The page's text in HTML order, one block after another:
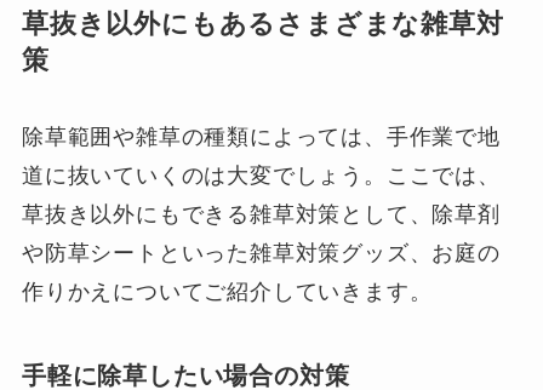
草抜き以外にもあるさまざまな雑草対
策
除草範囲や雑草の種類によっては、手作業で地
道に抜いていくのは大変でしょう。ここでは、
草抜き以外にもできる雑草対策として、除草剤
や防草シートといった雑草対策グッズ、お庭の
作りかえについてご紹介していきます。
手軽に除草したい場合の対策